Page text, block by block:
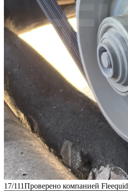
17/111Проверено компанией Fleequid